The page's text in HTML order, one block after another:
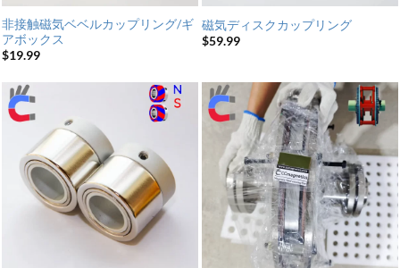
非接触磁気ベベルカップリング/ギ
アボックス
$19.99
磁気ディスクカップリング
$59.99